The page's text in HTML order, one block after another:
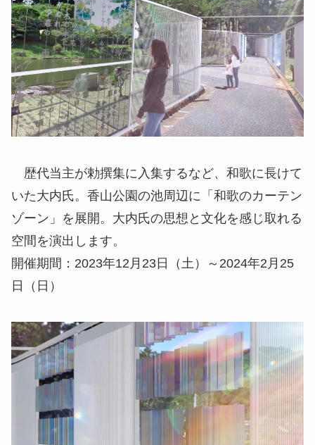
歴代当主が勅撰集に入集するなど、和歌に長けて
いた大内氏。香山公園の池周辺に「和歌のカーテン
ゾーン」を展開。大内氏の思想と文化を感じ取れる
空間を演出します。
開催期間：2023年12月23日（土）～2024年2月25
日（日）